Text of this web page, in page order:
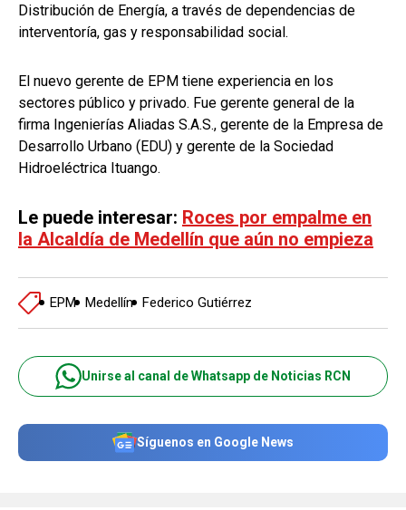
Distribución de Energía, a través de dependencias de
interventoría, gas y responsabilidad social.
El nuevo gerente de EPM tiene experiencia en los
sectores público y privado. Fue gerente general de la
firma Ingenierías Aliadas S.A.S., gerente de la Empresa de
Desarrollo Urbano (EDU) y gerente de la Sociedad
Hidroeléctrica Ituango.
Le puede interesar: Roces por empalme en
la Alcaldía de Medellín que aún no empieza
EPM Medellín Federico Gutiérrez
Unirse al canal de Whatsapp de Noticias RCN
Síguenos en Google News